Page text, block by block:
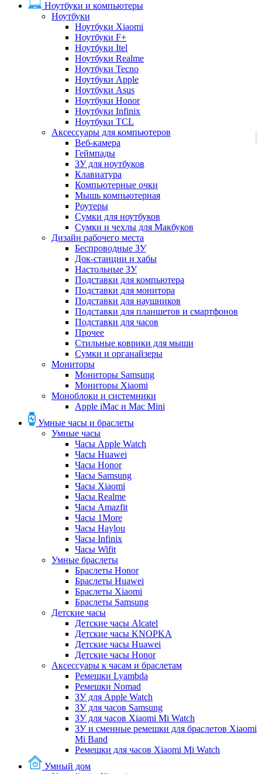
Ноутбуки и компьютеры
Ноутбуки
Ноутбуки Xiaomi
Ноутбуки F+
Ноутбуки Itel
Ноутбуки Realme
Ноутбуки Tecno
Ноутбуки Apple
Ноутбуки Asus
Ноутбуки Honor
Ноутбуки Infinix
Ноутбуки TCL
Аксессуары для компьютеров
Веб-камера
Геймпады
ЗУ для ноутбуков
Клавиатура
Компьютерные очки
Мышь компьютерная
Роутеры
Сумки для ноутбуков
Сумки и чехлы для Макбуков
Дизайн рабочего места
Беспроводные ЗУ
Док-станции и хабы
Настольные ЗУ
Подставки для компьютера
Подставки для монитора
Подставки для наушников
Подставки для планшетов и смартфонов
Подставки для часов
Прочее
Стильные коврики для мыши
Сумки и органайзеры
Мониторы
Мониторы Samsung
Мониторы Xiaomi
Моноблоки и системники
Apple iMac и Mac Mini
Умные часы и браслеты
Умные часы
Часы Apple Watch
Часы Huawei
Часы Honor
Часы Samsung
Часы Xiaomi
Часы Realme
Часы Amazfit
Часы 1More
Часы Haylou
Часы Infinix
Часы Wifit
Умные браслеты
Браслеты Honor
Браслеты Huawei
Браслеты Xiaomi
Браслеты Samsung
Детские часы
Детские часы Alcatel
Детские часы KNOPKA
Детские часы Huawei
Детские часы Honor
Аксессуары к часам и браслетам
Ремешки Lyambda
Ремешки Nomad
ЗУ для Apple Watch
ЗУ для часов Samsung
ЗУ для часов Xiaomi Mi Watch
ЗУ и сменные ремешки для браслетов Xiaomi
Mi Band
Ремешки для часов Xiaomi Mi Watch
Умный дом